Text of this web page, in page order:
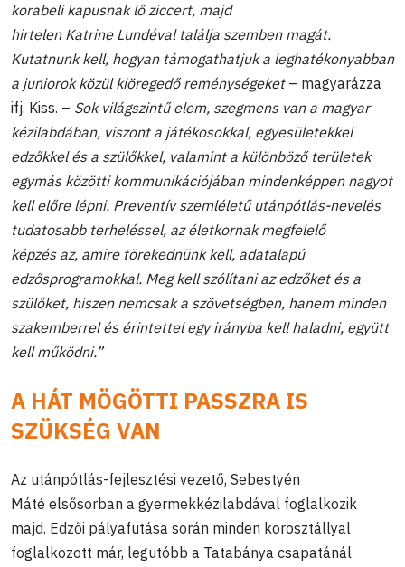
korabeli kapusnak lő ziccert, majd
hirtelen Katrine Lundéval találja szemben magát.
Kutatnunk kell, hogyan támogathatjuk a leghatékonyabban
a juniorok közül kiöregedő reménységeket– magyarázza
ifj. Kiss. – Sok világszintű elem, szegmens van a magyar
kézilabdában, viszont a játékosokkal, egyesületekkel
edzőkkel és a szülőkkel, valamint a különböző területek
egymás közötti kommunikációjában mindenképpen nagyot
kell előre lépni. Preventív szemléletű utánpótlás-nevelés
tudatosabb terheléssel, az életkornak megfelelő
képzés az, amire törekednünk kell, adatalapú
edzősprogramokkal. Meg kell szólítani az edzőket és a
szülőket, hiszen nemcsak a szövetségben, hanem minden
szakemberrel és érintettel egy irányba kell haladni, együtt
kell működni.”
A HÁT MÖGÖTTI PASSZRA IS
SZÜKSÉG VAN
Az utánpótlás-fejlesztési vezető, Sebestyén
Máté elsősorban a gyermekkézilabdával foglalkozik
majd. Edzői pályafutása során minden korosztállyal
foglalkozott már, legutóbb a Tatabánya csapatánál